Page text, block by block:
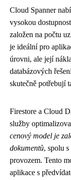
Cloud Spanner
vysokou
založen na počtu
je ideální pro
úrovni, ale její
databázových
skutečně potřebují
Firestore a Cloud
služby
cenový model je
dokumentů, spolu
provozem. Tento
aplikace s